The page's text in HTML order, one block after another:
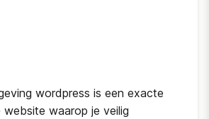
wordpress is een exacte
waarop je veilig